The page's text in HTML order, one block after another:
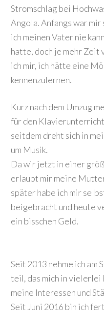
Stromschlag bei
Angola. Anfangs war
ich meinen Vater nie
hatte, doch je mehr Zeit
ich mir, ich hätte eine
kennenzulernen.
Kurz nach dem Umzug
für den
seitdem dreht sich in
um Musik.
Da wir jetzt in einer
erlaubt mir meine
später habe ich mir
beigebracht und heute
ein bisschen Geld.
Seit 2013 nehme ich
teil, das mich in
meine Interessen und
Seit Juni 2016 bin ich